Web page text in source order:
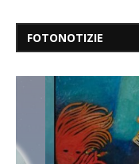
FOTONOTIZIE